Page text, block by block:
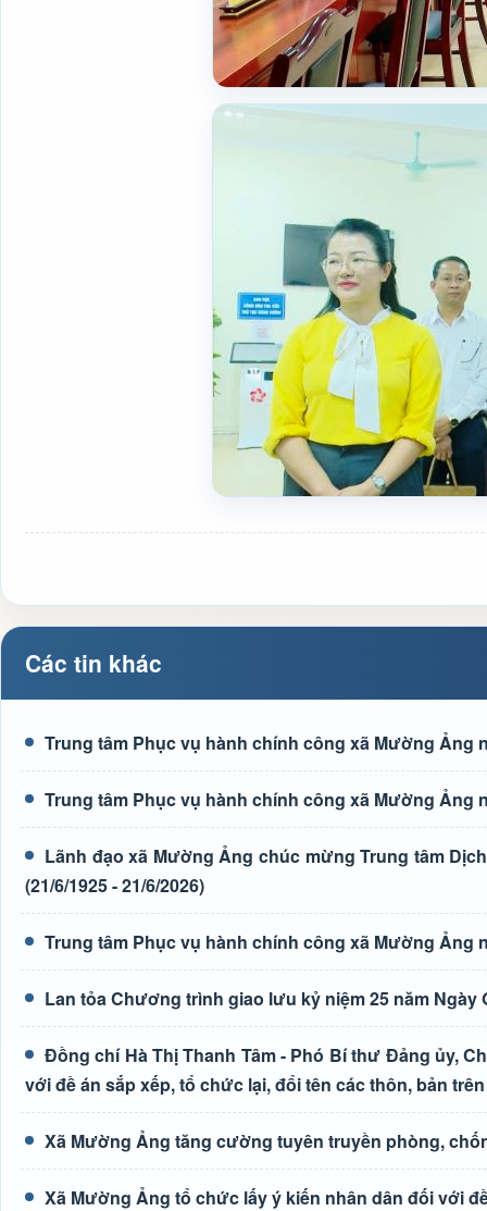
Các tin khác
Trung tâm Phục vụ hành chính công xã Mường Ảng
Trung tâm Phục vụ hành chính công xã Mường Ảng
Lãnh đạo xã Mường Ảng chúc mừng Trung tâm
(21/6/1925 - 21/6/2026)
Trung tâm Phục vụ hành chính công xã Mường Ảng
Lan tỏa Chương trình giao lưu kỷ niệm 25 năm Ngày
Đồng chí Hà Thị Thanh Tâm - Phó Bí thư Đảng ủy,
với đề án sắp xếp, tổ chức lại, đổi tên các thôn, bản
Xã Mường Ảng tăng cường tuyên truyền phòng,
Xã Mường Ảng tổ chức lấy ý kiến nhân dân đối với